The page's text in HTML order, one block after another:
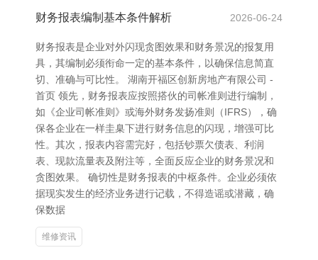
财务报表编制基本条件解析 2026-06-24
财务报表是企业对外闪现贪图效果和财务景况的报复用
具，其编制必须衔命一定的基本条件，以确保信息简直
切、准确与可比性。 湖南开福区创新房地产有限公司 -
首页 领先，财务报表应按照搭伙的司帐准则进行编制，
如《企业司帐准则》或海外财务发扬准则（IFRS），确
保各企业在一样圭臬下进行财务信息的闪现，增强可比
性。其次，报表内容需完好，包括钞票欠债表、利润
表、现款流量表及附注等，全面反应企业的财务景况和
贪图效果。 确切性是财务报表的中枢条件。企业必须依
据现实发生的经济业务进行记载，不得造谣或潜藏，确
保数据
维修资讯